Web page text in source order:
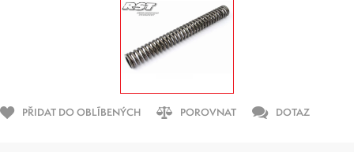
PŘIDAT DO OBLÍBENÝCH POROVNAT DOTAZ